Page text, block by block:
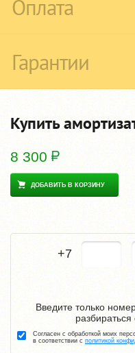
Оплата
Гарантии
Купить
8 300
ДОБАВИТЬ В КОРЗИНУ
+7
Введите только
Согласен с обработкой моих
в соответствии с политикой